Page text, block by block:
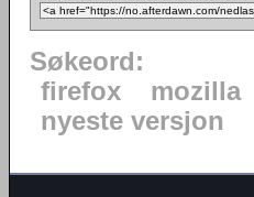
Søkeord:
firefox
mozilla
nyeste versjon